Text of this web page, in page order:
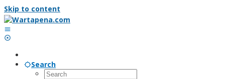
Skip to content
Search